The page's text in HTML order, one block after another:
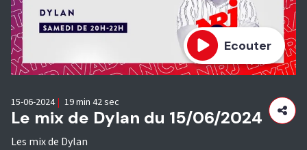
Ecouter
Le mix de Dylan du 15/06/2024
Les mix de Dylan
15-06-2024 | 19 min 42 sec